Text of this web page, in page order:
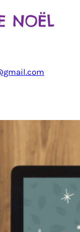
NOËL